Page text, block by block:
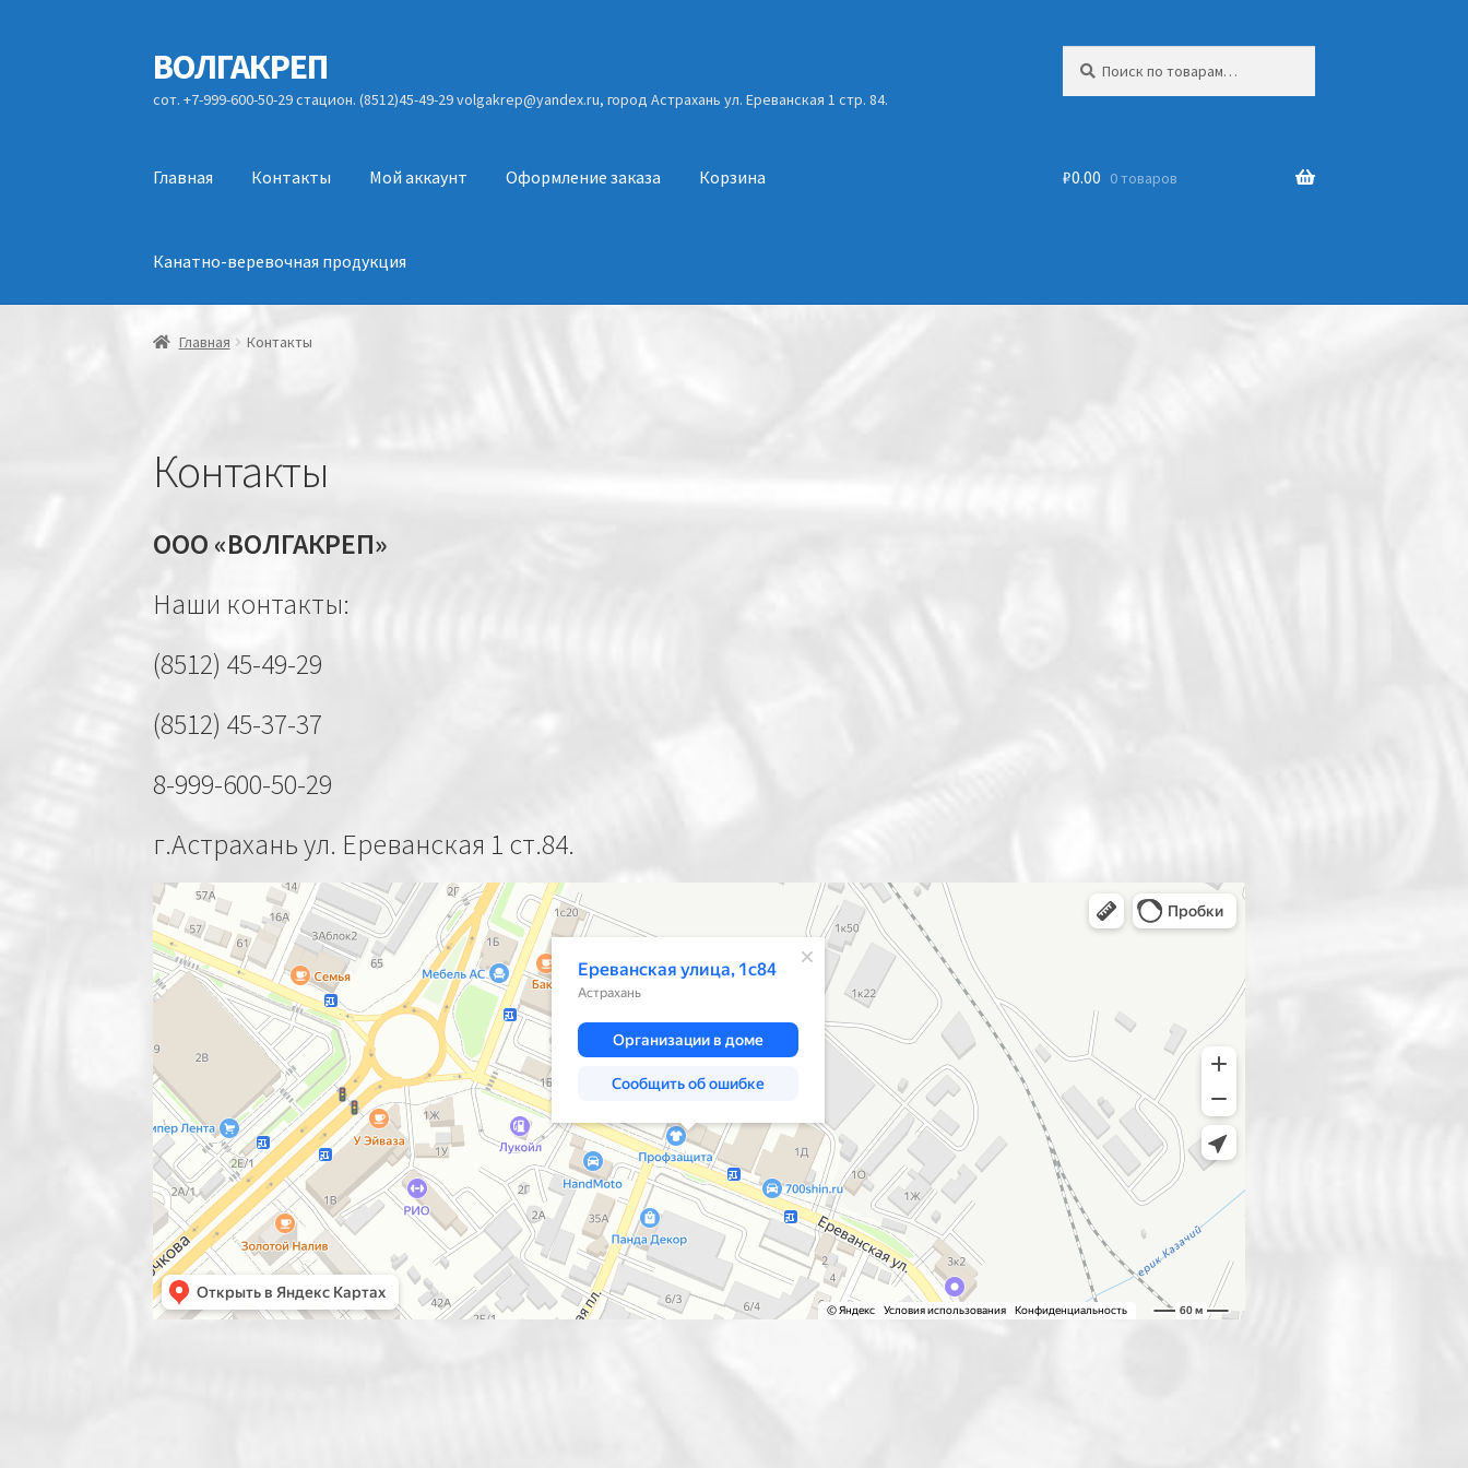
Перейти
к
навигации
Перейти
к
содержимому
ВОЛГАКРЕП
сот. +7-999-600-50-29 стацион. (8512)45-49-29 volgakrep@yandex.ru, город Астрахань ул. Ереванская 1 стр. 84.
Главная Контакты Мой аккаунт Оформление заказа Корзина
Канатно-веревочная продукция
₽0.00 0 товаров
Главная Контакты
Контакты
ООО «ВОЛГАКРЕП»
Наши контакты:
(8512) 45-49-29
(8512) 45-37-37
8-999-600-50-29
г.Астрахань ул. Ереванская 1 ст.84.